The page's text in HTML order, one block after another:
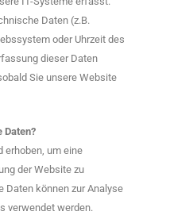
Daten (z.B.
oder Uhrzeit des
dieser Daten
Sie unsere Website
Daten?
erhoben, um eine
der Website zu
Daten können zur Analyse
verwendet werden.